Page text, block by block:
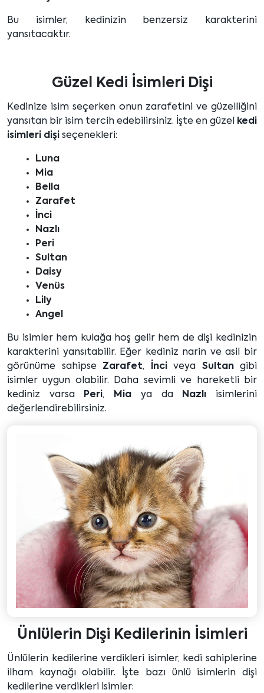
Bu isimler, kedinizin benzersiz karakterini
yansıtacaktır.
Güzel Kedi İsimleri Dişi
Kedinize isim seçerken onun zarafetini ve güzelliğini
yansıtan bir isim tercih edebilirsiniz. İşte en güzel
kedi
isimleri dişi seçenekleri:
Luna
Mia
Bella
Zarafet
İnci
Nazlı
Peri
Sultan
Daisy
Venüs
Lily
Angel
Bu isimler hem kulağa hoş gelir hem de dişi kedinizin
karakterini yansıtabilir. Eğer kediniz narin ve asil bir
görünüme sahipse Zarafet, İnciveya Sultangibi
isimler uygun olabilir. Daha sevimli ve hareketli bir
kediniz varsa
Peri, Mia ya da Nazlı isimlerini
değerlendirebilirsiniz.
Ünlülerin Dişi Kedilerinin İsimleri
Ünlülerin kedilerine verdikleri isimler, kedi sahiplerine
ilham kaynağı olabilir. İşte bazı ünlü isimlerin dişi
kedilerine verdikleri isimler: